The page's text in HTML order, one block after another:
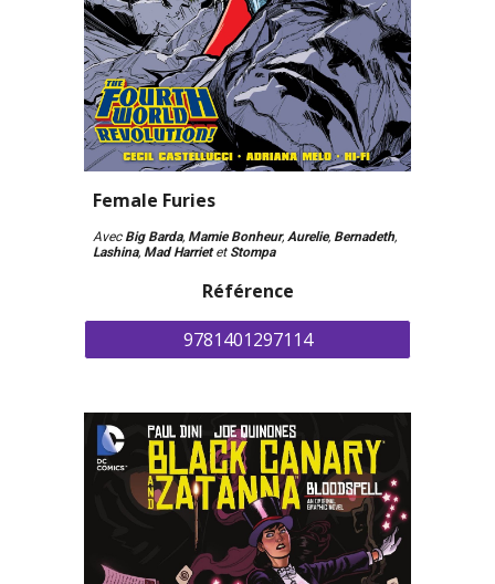
Female Furies
Avec Big Barda, Mamie Bonheur, Aurelie, Bernadeth
Lashina, Mad Harriet et Stompa
Référence
9781401297114